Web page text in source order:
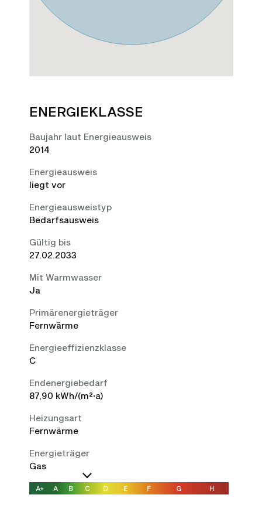
ENERGIEKLASSE
Baujahr laut Energieausweis
2014
Energieausweis
liegt vor
Energie­ausweistyp
Bedarfsausweis
Gültig bis
27.02.2033
Mit Warmwasser
Ja
Primärenergieträger
Fernwärme
Energieeffizienzklasse
C
Endenergiebedarf
87,90 kWh/(m²·a)
Heizungsart
Fernwärme
Energieträger
Gas
A+ A B C D E F G H